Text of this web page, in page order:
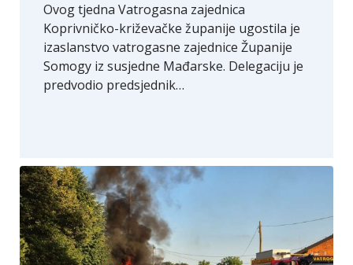
Ovog tjedna Vatrogasna zajednica
Koprivničko-križevačke županije ugostila je
izaslanstvo vatrogasne zajednice Županije
Somogy iz susjedne Mađarske. Delegaciju je
predvodio predsjednik…